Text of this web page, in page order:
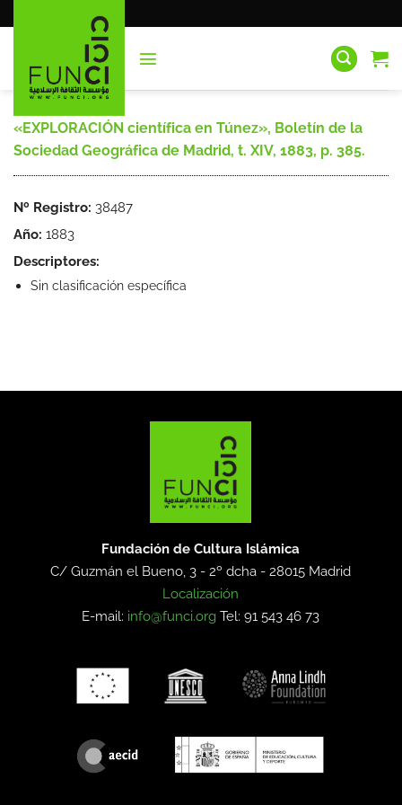
al
«EXPLORACIÓN científica en Túnez», Boletín de la
Sociedad Geográfica de Madrid, t. XIV, 1883, p. 385.
Nº Registro: 38487
Año: 1883
Descriptores:
Sin clasificación específica
Fundación de Cultura Islámica
C/ Guzmán el Bueno, 3 - 2º dcha -28015 Madrid
Localización
E-mail: info@funci.org Tel: 91 543 46 73